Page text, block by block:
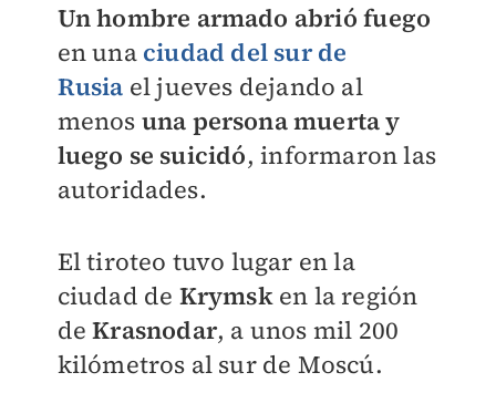
Un hombre armado abrió fuego
en una ciudad del sur de
Rusia el jueves dejando al
menos una persona muerta y
luego se suicidó, informaron las
autoridades.
El tiroteo tuvo lugar en la
ciudad de Krymsk en la región
deKrasnodar, a unos mil 200
kilómetros al sur de Moscú.